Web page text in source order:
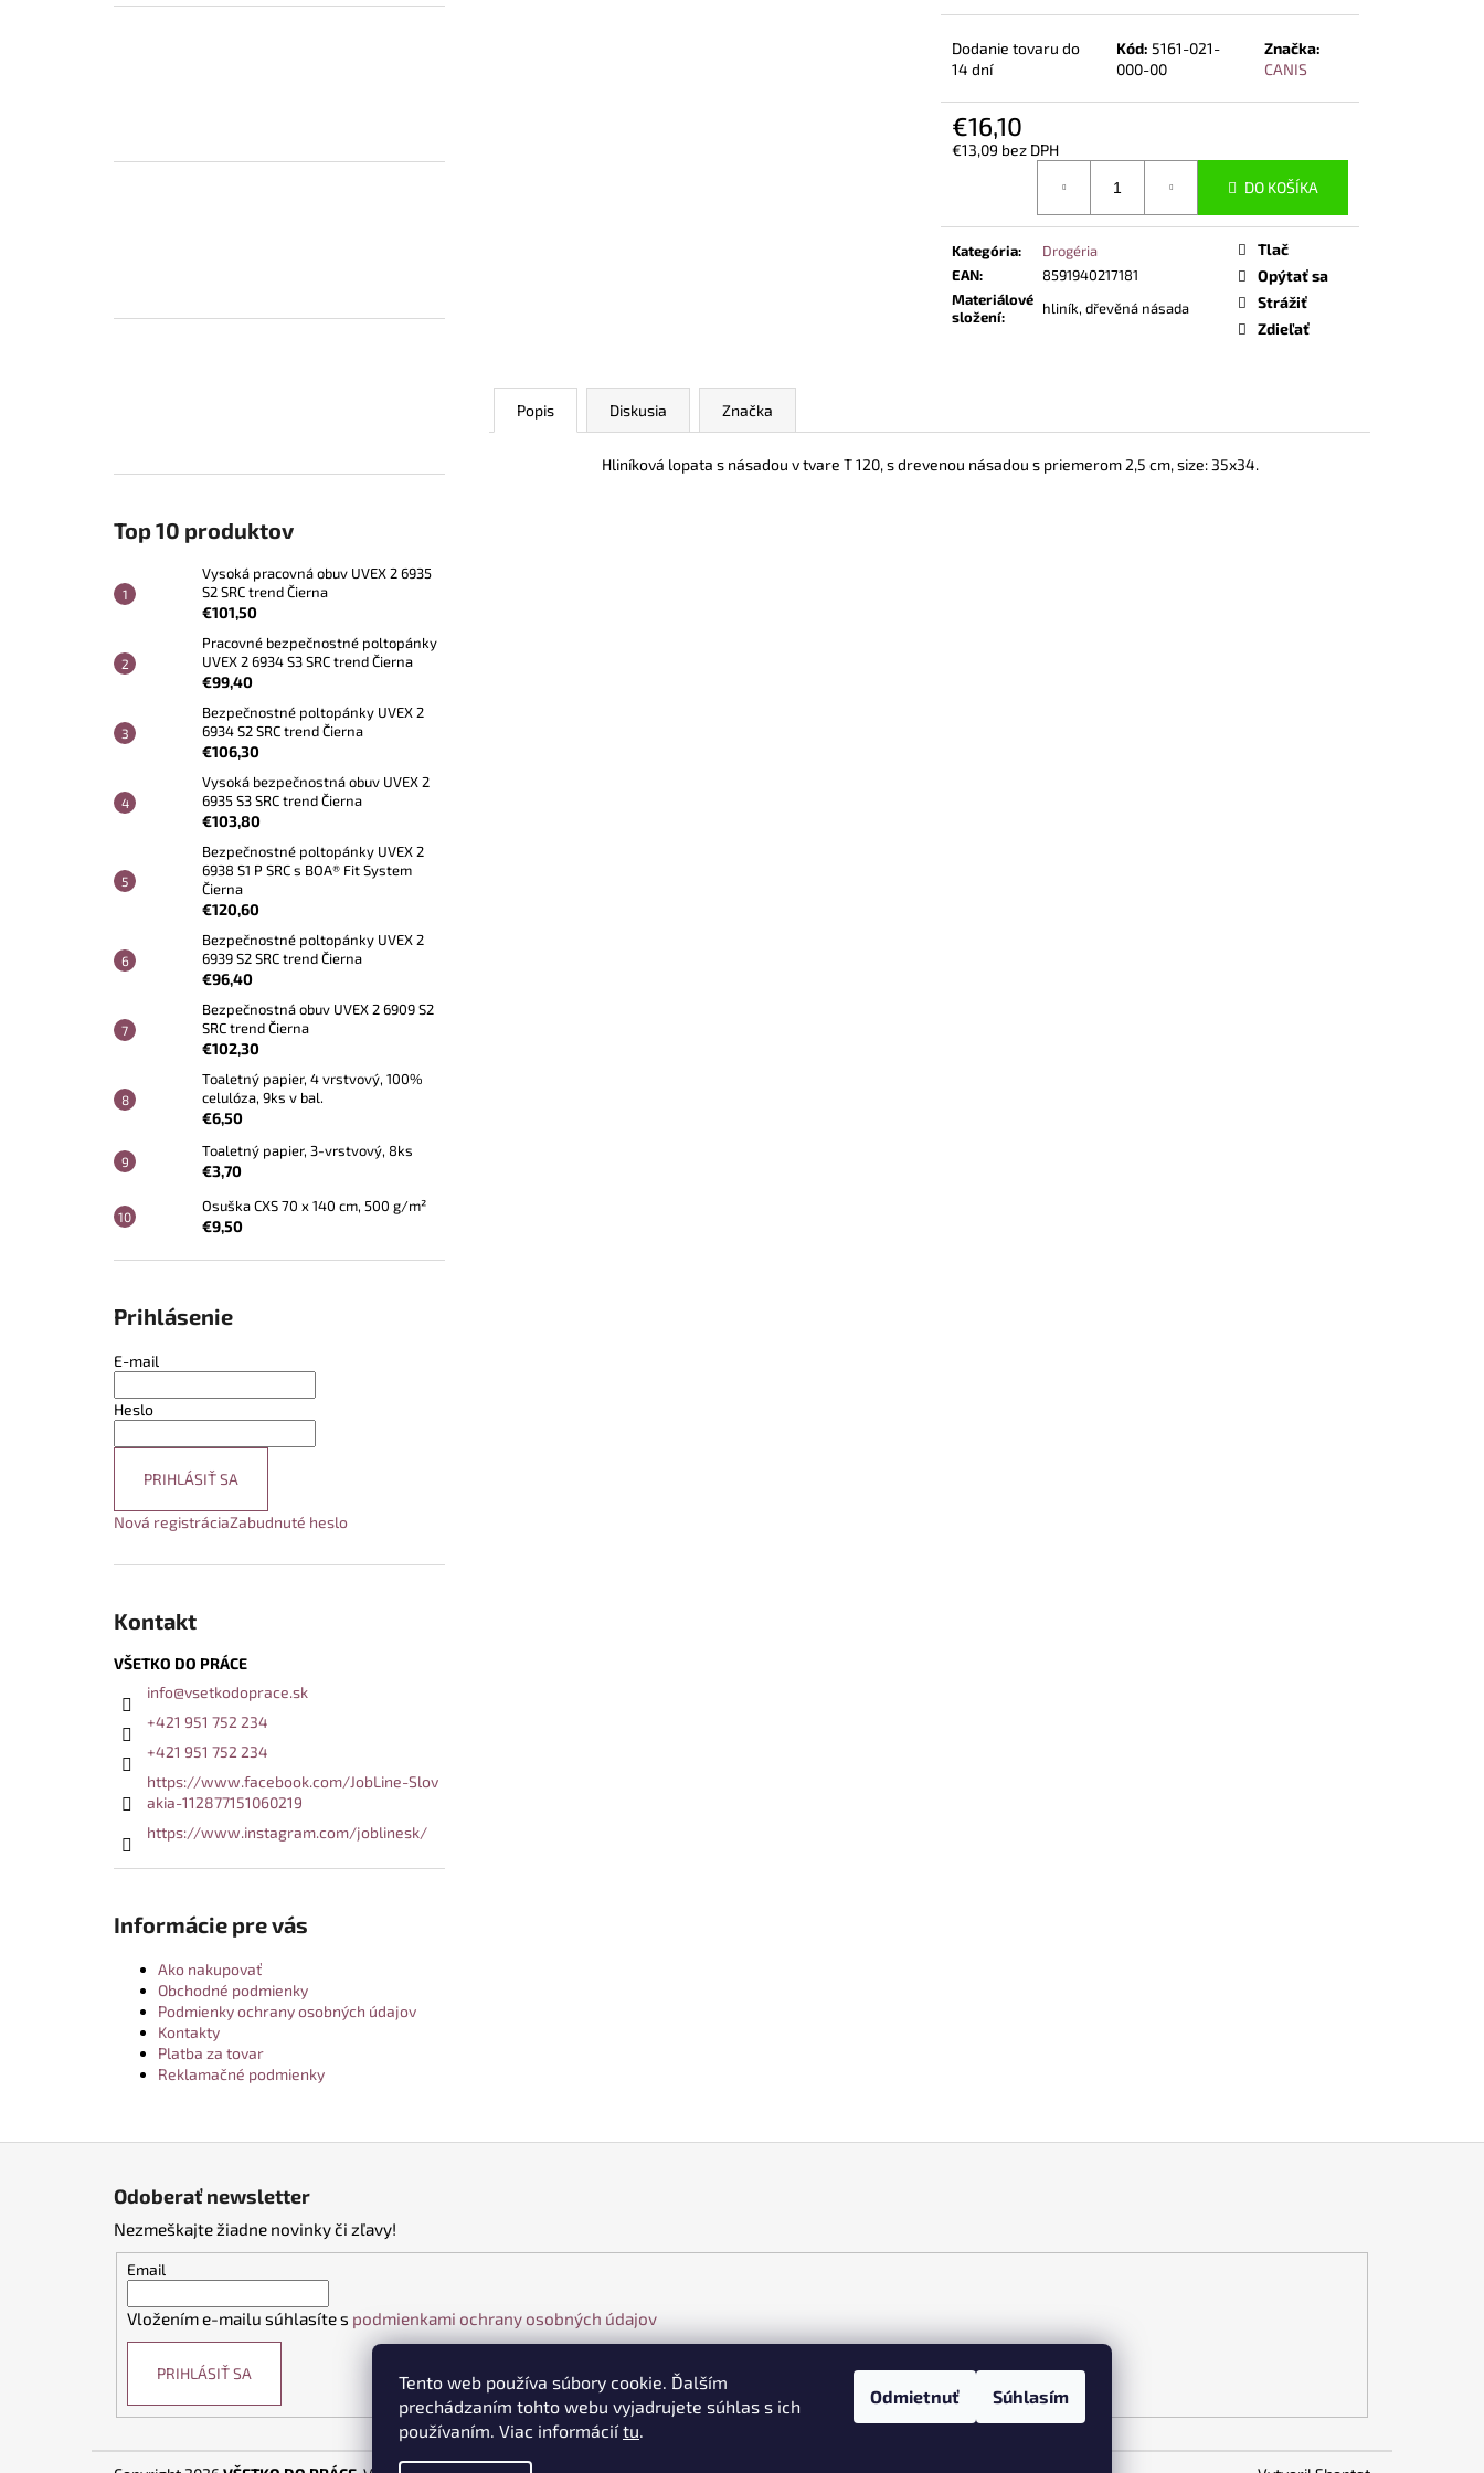
Tento web používa súbory cookie. Ďalším
prechádzaním tohto webu vyjadrujete súhlas s ich
používaním. Viac informáciítu.
Odmietnuť Súhlasím
Top 10 produktov
Vysoká pracovná obuv UVEX 2 6935
S2 SRC trend Čierna
€101,50
Pracovné bezpečnostné poltopánky
UVEX 2 6934 S3 SRC trend Čierna
€99,40
Bezpečnostné poltopánky UVEX 2
6934 S2 SRC trend Čierna
€106,30
Vysoká bezpečnostná obuv UVEX 2
6935 S3 SRC trend Čierna
€103,80
Bezpečnostné poltopánky UVEX 2
6938 S1 P SRC s BOA® Fit System
Čierna
€120,60
Bezpečnostné poltopánky UVEX 2
6939 S2 SRC trend Čierna
€96,40
Bezpečnostná obuv UVEX 2 6909 S2
SRC trend Čierna
€102,30
Toaletný papier, 4 vrstvový, 100%
celulóza, 9ks v bal.
€6,50
Toaletný papier, 3-vrstvový, 8ks
€3,70
Osuška CXS 70 x 140 cm, 500 g/m²
€9,50
Prihlásenie
E-mail
Heslo
PRIHLÁSIŤ SA
Nová registráciaZabudnuté heslo
Kontakt
VŠETKO DO PRÁCE
info@vsetkodoprace.sk
+421 951 752 234
+421 951 752 234
https://www.facebook.com/JobLine-Slov
akia-112877151060219
https://www.instagram.com/joblinesk/
Informácie pre vás
Ako nakupovať
Obchodné podmienky
Podmienky ochrany osobných údajov
Kontakty
Platba za tovar
Reklamačné podmienky
Dodanie tovaru do
14 dní
Kód: 5161-021-
000-00
Značka:
CANIS
€16,10
€13,09 bez DPH
DO KOŠÍKA
Kategória:
Drogéria
EAN:
8591940217181
Materiálové
složení: hliník, dřevěná násada
Tlač
Opýtať sa
Strážiť
Zdieľať
Popis Diskusia Značka
Hliníková lopata s násadou v tvare T 120, s drevenou násadou s priemerom 2,5 cm, size: 35x34.
VYSOKÁ PRACOVNÁ OBUV UVEX 2 6935
Odoberať newsletter
Nezmeškajte žiadne novinky či zľavy!
Email
Vložením e-mailu súhlasíte s podmienkami ochrany osobných údajov
PRIHLÁSIŤ SA